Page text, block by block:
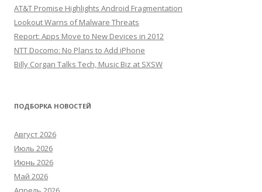
AT&T Promise Highlights Android Fragmentation
Lookout Warns of Malware Threats
Report: Apps Move to New Devices in 2012
NTT Docomo: No Plans to Add iPhone
Billy Corgan Talks Tech, Music Biz at SXSW
ПОДБОРКА НОВОСТЕЙ
Август 2026
Июль 2026
Июнь 2026
Май 2026